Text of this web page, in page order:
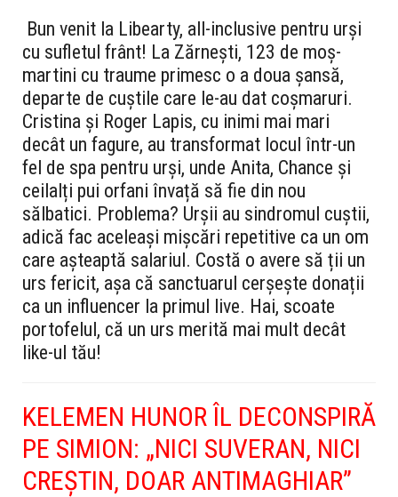
Bun venit la Libearty, all-inclusive pentru urși
cu sufletul frânt! La Zărnești, 123 de moș-
martini cu traume primesc o a doua șansă,
departe de cuștile care le-au dat coșmaruri.
Cristina și Roger Lapis, cu inimi mai mari
decât un fagure, au transformat locul într-un
fel de spa pentru urși, unde Anita, Chance și
ceilalți pui orfani învață să fie din nou
sălbatici. Problema? Urșii au sindromul cuștii,
adică fac aceleași mișcări repetitive ca un om
care așteaptă salariul. Costă o avere să ții un
urs fericit, așa că sanctuarul cerșește donații
ca un influencer la primul live. Hai, scoate
portofelul, că un urs merită mai mult decât
like-ul tău!
KELEMEN HUNOR ÎL DECONSPIRĂ
PE SIMION: „NICI SUVERAN, NICI
CREȘTIN, DOAR ANTIMAGHIAR”